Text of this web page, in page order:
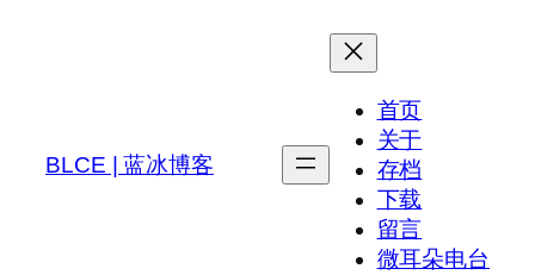
BLCE | 蓝冰博客
首页
关于
存档
下载
留言
微耳朵电台